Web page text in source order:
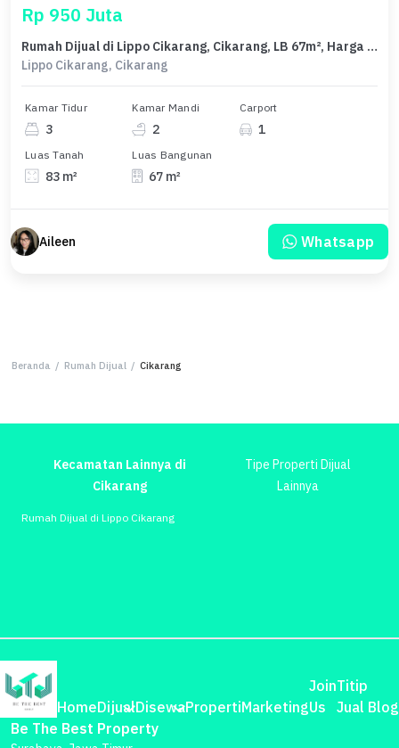
Rp 950 Juta
Rumah Dijual di Lippo Cikarang, Cikarang, LB 67m², Harga Kompetitif!
Lippo Cikarang, Cikarang
Kamar Tidur
3
Kamar Mandi
2
Carport
1
Luas Tanah
83 m²
Luas Bangunan
67 m²
Aileen Whatsapp
Beranda / Rumah Dijual / Cikarang
Kecamatan Lainnya di
Cikarang
Tipe Properti Dijual
Lainnya
Rumah Dijual di Lippo Cikarang
HomeDijualDisewaPropertiMarketing
Join
Us
Titip
Jual Blog
Be The Best Property